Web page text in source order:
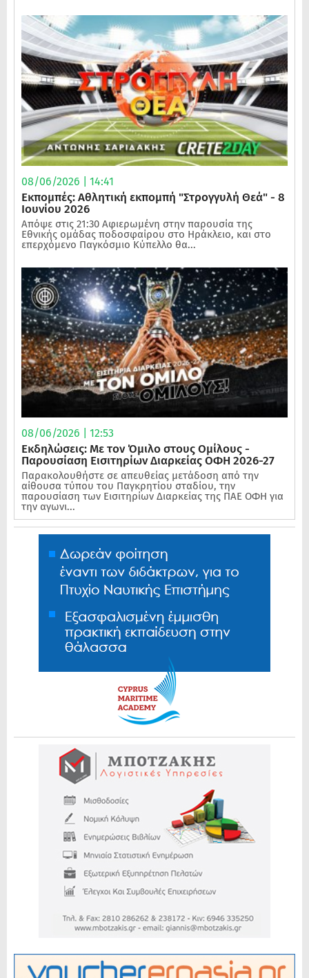
08/06/2026 | 14:41
Εκπομπές: Αθλητική εκπομπή "Στρογγυλή Θεά" - 8
Ιουνίου 2026
Απόψε στις 21:30 Αφιερωμένη στην παρουσία της
Εθνικής ομάδας ποδοσφαίρου στο Ηράκλειο, και στο
επερχόμενο Παγκόσμιο Κύπελλο θα...
08/06/2026 | 12:53
Εκδηλώσεις: Με τον Όμιλο στους Ομίλους -
Παρουσίαση Εισιτηρίων Διαρκείας ΟΦΗ 2026-27
Παρακολουθήστε σε απευθείας μετάδοση από την
αίθουσα τύπου του Παγκρητίου σταδίου, την
παρουσίαση των Εισιτηρίων Διαρκείας της ΠΑΕ ΟΦΗ για
την αγωνι...